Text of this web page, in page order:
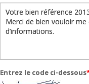
Entrez le code ci-dessous